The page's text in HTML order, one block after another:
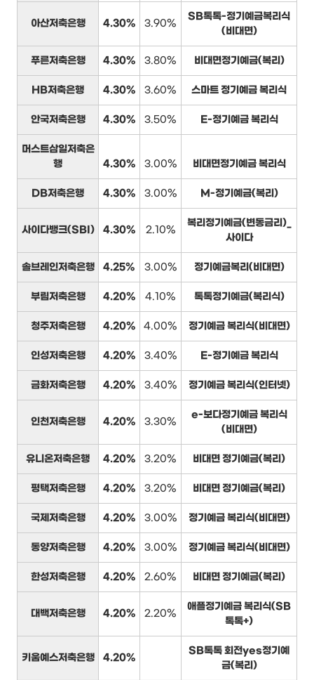
아산저축은행 4.30% 3.90%
SB톡톡-정기예금복리식
(비대면)
푸른저축은행 4.30% 3.80% 비대면정기예금(복리)
HB저축은행 4.30% 3.60% 스마트 정기예금 복리식
안국저축은행 4.30% 3.50% E-정기예금 복리식
머스트삼일저축은
행
4.30% 3.00% 비대면정기예금 복리식
DB저축은행 4.30% 3.00% M-정기예금(복리)
사이다뱅크(SBI) 4.30% 2.10%
복리정기예금(변동금리)_
사이다
솔브레인저축은행 4.25% 3.00% 정기예금복리(비대면)
부림저축은행 4.20% 4.10% 톡톡정기예금(복리식)
청주저축은행 4.20% 4.00% 정기예금 복리식(비대면)
인성저축은행 4.20% 3.40% E-정기예금 복리식
금화저축은행 4.20% 3.40% 정기예금 복리식(인터넷)
인천저축은행 4.20% 3.30%
e-보다정기예금 복리식
(비대면)
유니온저축은행 4.20% 3.20% 비대면 정기예금(복리)
평택저축은행 4.20% 3.20% 비대면 정기예금(복리)
국제저축은행 4.20% 3.00% 정기예금 복리식(비대면)
동양저축은행 4.20% 3.00% 정기예금 복리식(비대면)
한성저축은행 4.20% 2.60% 비대면 정기예금(복리)
대백저축은행 4.20% 2.20%
애플정기예금 복리식(SB
톡톡+)
키움예스저축은행 4.20%
SB톡톡 회전yes정기예
금(복리)